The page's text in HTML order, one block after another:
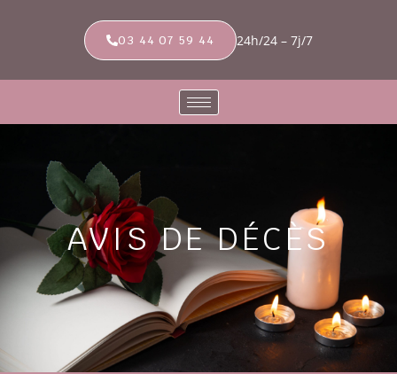
03 44 07 59 44 24h/24 – 7j/7
AVIS DE DÉCÈS